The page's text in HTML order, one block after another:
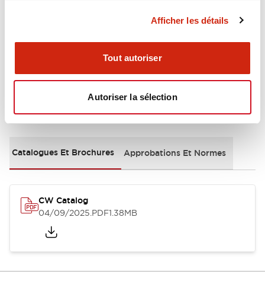
Afficher les détails
Tout autoriser
Autoriser la sélection
Mounting and Installation Specifications
Documents et fichiers
Catalogues Et Brochures Approbations Et Normes
CW Catalog
04/09/2025.PDF1.38MB